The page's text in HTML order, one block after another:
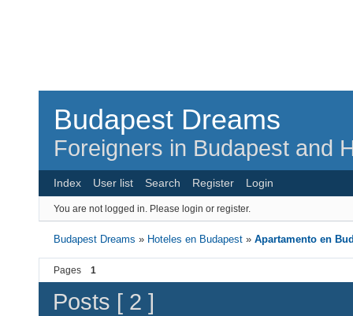
Budapest Dreams
Foreigners in Budapest and
Index User list Search Register Login
You are not logged in. Please login or register.
Budapest Dreams » Hoteles en Budapest »Apartamento en
Pages 1
Posts [ 2 ]